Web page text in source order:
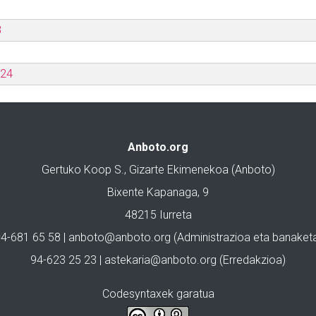
Anboto.org
Gertuko Koop S., Gizarte Ekimenekoa (Anboto)
Bixente Kapanaga, 9
48215 Iurreta
681 65 58 | anboto@anboto.org (Administrazioa eta
94-623 25 23 | astekaria@anboto.org (Erredakzioa)
Codesyntaxek garatua